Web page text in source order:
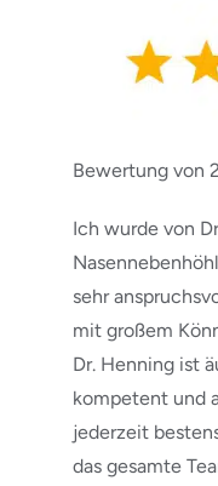
Bewertung von
Ich wurde von
sehr
mit großem
Dr. Henning ist
kompetent und
jederzeit
das gesamte